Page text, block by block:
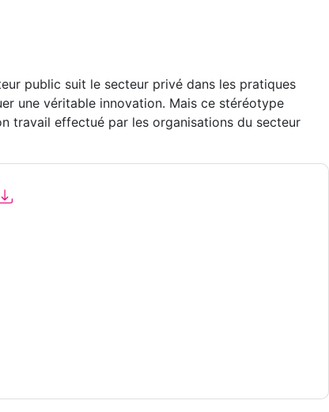
public suit le secteur privé dans les pratiques
une véritable innovation. Mais ce stéréotype
travail effectué par les organisations du secteur